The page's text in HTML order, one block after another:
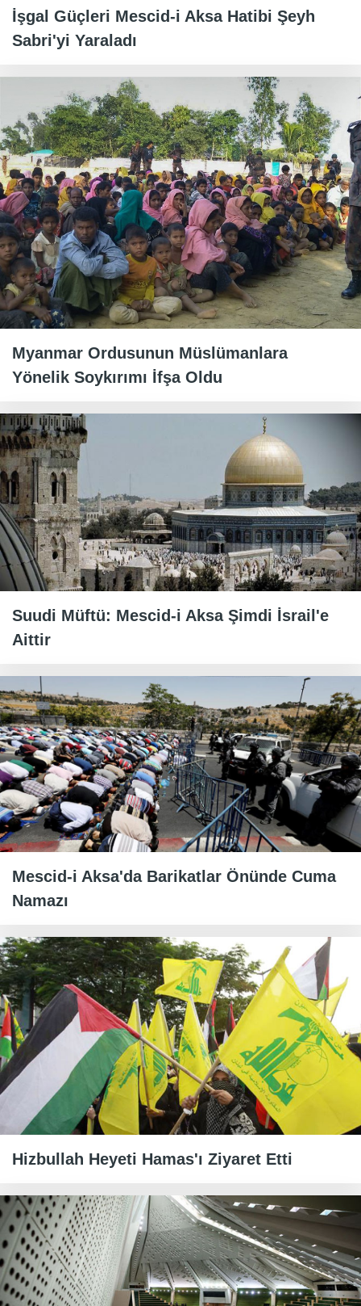
İşgal Güçleri Mescid-i Aksa Hatibi Şeyh
Sabri'yi Yaraladı
Myanmar Ordusunun Müslümanlara
Yönelik Soykırımı İfşa Oldu
Suudi Müftü: Mescid-i Aksa Şimdi İsrail'e
Aittir
Mescid-i Aksa'da Barikatlar Önünde Cuma
Namazı
Hizbullah Heyeti Hamas'ı Ziyaret Etti